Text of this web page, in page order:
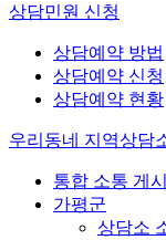
상담민원 신청
상담예약 방법
상담예약 신청
상담예약 현황
우리동네 지역상담
통합 소통 게
가평군
상담소